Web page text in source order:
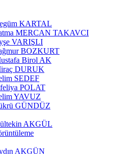
KARTAL
MERCAN TAKAVCI
VARIŞLI
BOZKURT
Birol AK
DURUK
SEDEF
POLAT
YAVUZ
GÜNDÜZ
AKGÜL
AKGÜN